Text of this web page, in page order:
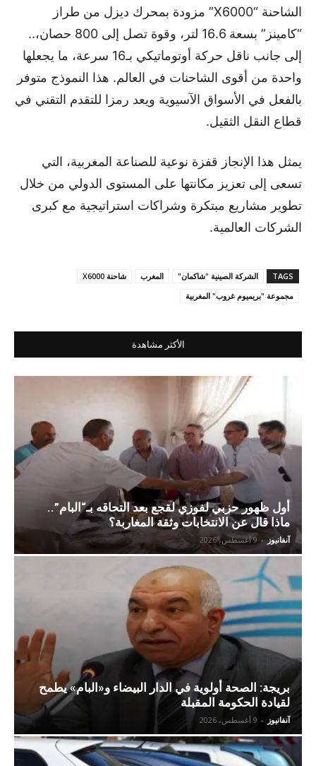
الشاحنة “X6000” مزودة بمحرك ديزل من طراز
“كامينز” بسعة 16.6 لتر، وقوة تصل إلى 800 حصان،..
إلى جانب ناقل حركة أوتوماتيكي بـ16 سرعة، ما يجعلها
واحدة من أقوى الشاحنات في العالم. هذا النموذج متوفر
بالفعل في الأسواق الآسيوية ويعد رمزا للتقدم التقني في
قطاع النقل الثقيل.
يمثل هذا الإنجاز قفزة نوعية للصناعة المغربية، التي
تسعى إلى تعزيز مكانتها على المستوى الدولي من خلال
تطوير مشاريع مبتكرة وشراكات استراتيجية مع كبرى
الشركات العالمية.
TAGS الشركة الصينية "شاكمان" المغرب
شاحنة X6000
مجموعة "بريميوم غروب" المغربية
الأكثر مشاهدة
أول ظهور حزبي لفوزي لقجع بعد التحاقه بـ“البام”..
ماذا قال عن الانتخابات وثقة المغاربة؟
آنفانيوز - 9 أغسطس، 2026
بريجة: الصحة أولوية في الدار البيضاء و«البام» يطمح
لقيادة الحكومة المقبلة
آنفانيوز - 9 أغسطس، 2026